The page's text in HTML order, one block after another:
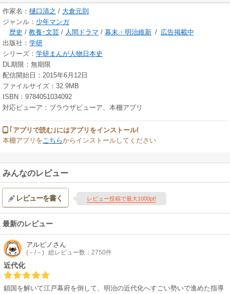
作家名： 樋口清之 / 大倉元則
ジャンル： 少年マンガ
歴史 / 教養･文芸 / 人間ドラマ / 幕末・明治維新 / 広告掲載中
出版社： 学研
シリーズ： 学研まんが人物日本史
DL期限：無期限
配信開始日：2015年6月12日
ファイルサイズ：32.9MB
ISBN：9784051034092
対応ビューア：ブラウザビューア、本棚アプリ
｢アプリで読む｣にはアプリをインストール!
本棚アプリをこちらからインストールしてください
みんなのレビュー
レビューを書く レビュー投稿で最大1000pt!
最新のレビュー
アルビノ さん
(－/－) 総レビュー数：2750件
近代化
鎖国を解いて江戸幕府を倒して、明治の近代化へすごい勢いで進めた指導